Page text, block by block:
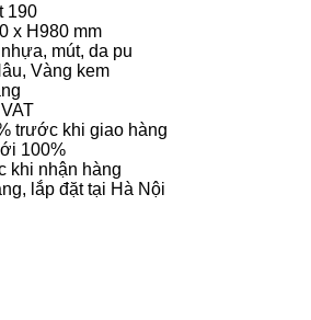
190
x H980 mm
mút, da pu
Vàng kem
trước khi giao hàng
100%
khi nhận hàng
lắp đặt tại Hà Nội